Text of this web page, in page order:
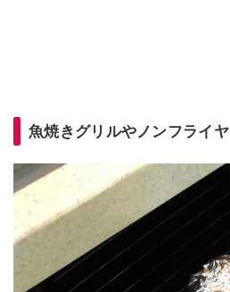
魚焼きグリルやノンフライ